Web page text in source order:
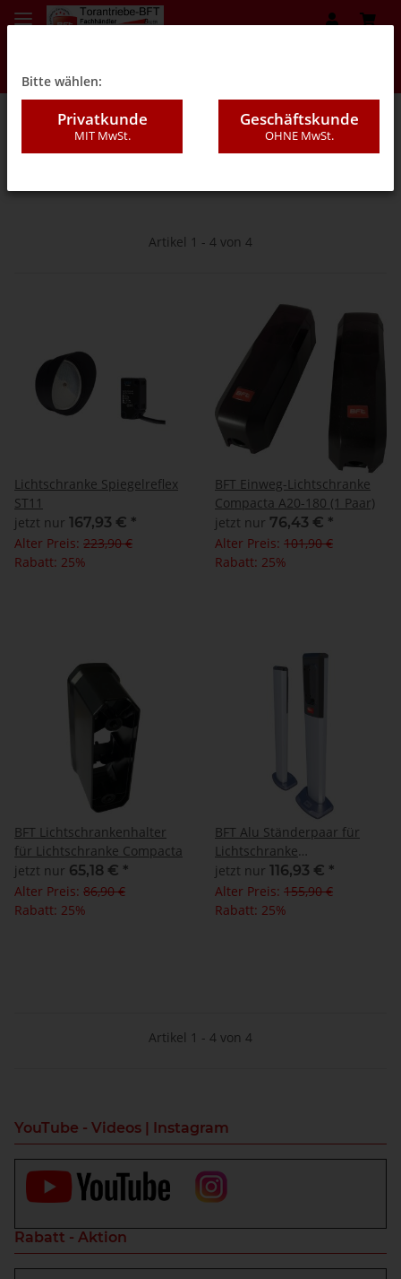
07 - Sicherheitseinrichtungen BFT
Artikel 1 - 4 von 4
Lichtschranke Spiegelreflex
ST11
jetzt nur 167,93 € *
Alter Preis: 223,90 €
Rabatt: 25%
BFT Einweg-Lichtschranke
Compacta A20-180 (1 Paar)
jetzt nur 76,43 € *
Alter Preis: 101,90 €
Rabatt: 25%
BFT Lichtschrankenhalter
für Lichtschranke Compacta
jetzt nur 65,18 € *
Alter Preis: 86,90 €
Rabatt: 25%
BFT Alu Ständerpaar für
Lichtschranke
Desme/Thea/Compacta
jetzt nur 116,93 € *
Alter Preis: 155,90 €
Rabatt: 25%
Artikel 1 - 4 von 4
YouTube - Videos | Instagram
Rabatt - Aktion
Bitte wählen:
Privatkunde
MIT MwSt.
Geschäftskunde
OHNE MwSt.